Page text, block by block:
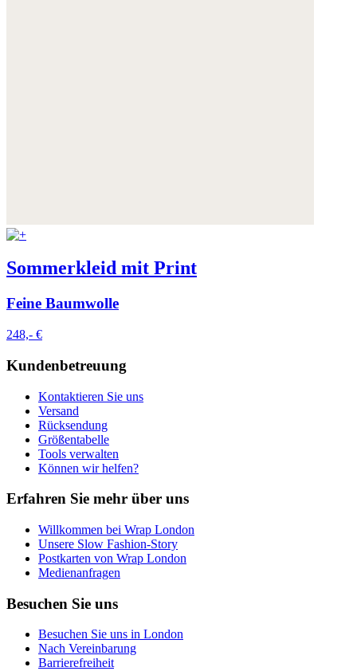
Sommerkleid mit Print
Feine Baumwolle
248,- €
Kundenbetreuung
Kontaktieren Sie uns
Versand
Rücksendung
Größentabelle
Tools verwalten
Können wir helfen?
Erfahren Sie mehr über uns
Willkommen bei Wrap London
Unsere Slow Fashion-Story
Postkarten von Wrap London
Medienanfragen
Besuchen Sie uns
Besuchen Sie uns in London
Nach Vereinbarung
Barrierefreiheit